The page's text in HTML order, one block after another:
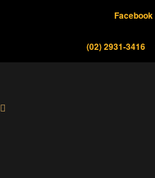
Facebook
(02) 2931-3416